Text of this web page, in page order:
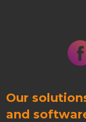
Our
and